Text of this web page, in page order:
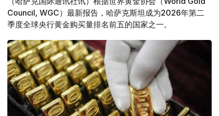
Council, WGC）最新报告，哈萨克斯坦成为2026年第二
季度全球央行黄金购买量排名前五的国家之一。